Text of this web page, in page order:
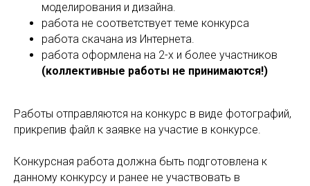
моделирования и дизайна.
работа не соответствует теме конкурса
работа скачана из Интернета.
работа оформлена на 2-х и более участников
(коллективные работы не принимаются!)
Работы отправляются на конкурс в виде фотографий,
прикрепив файл к заявке на участие в конкурсе.
Конкурсная работа должна быть подготовлена к
данному конкурсу и ранее не участвовать в